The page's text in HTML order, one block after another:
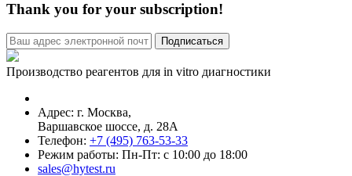
Thank you for your subscription!
Производство реагентов для in vitro диагностики
Адрес: г. Москва,
Варшавское шоссе, д. 28А
Телефон: +7 (495) 763-53-33
Режим работы: Пн-Пт: с 10:00 до 18:00
sales@hytest.ru